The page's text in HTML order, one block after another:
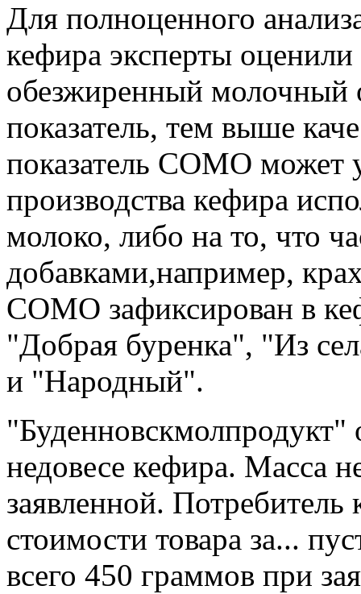
Для полноценного
кефира эксперты
обезжиренный молочный
показатель, тем выше
показатель СОМО может
производства кефира
молоко, либо на то, что
добавками,например,
СОМО зафиксирован в
"Добрая буренка", "Из
и "Народный".
недовесе кефира. Масса
заявленной.
стоимости товара за...
всего 450 граммов при